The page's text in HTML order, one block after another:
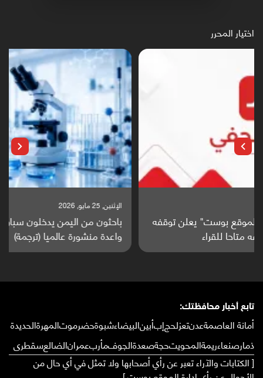
اختيار المحرر
باحثون من اليمن يدخلون سباق أبحاث ألزهايمر بدراسة
واعدة منشورة عالميا (ترجمة)
تابع أخبار محافظتك:
أمانة العاصمةعدنتعزلحجإبأبينالبيضاءشبوةحضرموتالمهرةالحديدة
ذمارصنعاءريمةالمحويتحجةصعدةالجوفمأربعمرانالضالعسقطرى
[ الكتابات والآراء تعبر عن رأي أصحابها ولا تمثل في أي حال من